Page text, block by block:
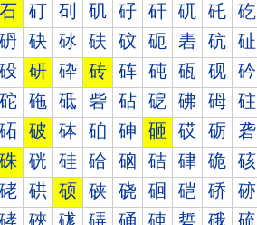
石 矴 矵 矶 矷 矸 矹 矺 矻
砃 砄 砅 砆 砇 砈 砉 砊 砋
砓 研 砕 砖 砗 砘 砙 砚 砛
砣 砤 砥 砦 砧 砨 砩 砪 砫
砳 破 砵 砶 砷 砸 砹 砺 砻
硃 硄 硅 硆 硇 硈 硉 硊 硋
硓 硔 硕 硖 硗 硘 硙 硚 硛
硣 硤 硥 硦 硧 硨 硩 硪 硫